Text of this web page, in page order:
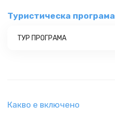
Туристическа програма
ТУР ПРОГРАМА
Какво е включено